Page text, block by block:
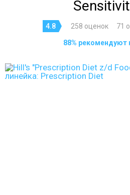
4.8 258 оценок 71
88% рекомендуют